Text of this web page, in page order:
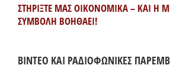
ΣΤΗΡΙΞΤΕ ΜΑΣ ΟΙΚΟΝΟΜΙΚΑ – ΚΑΙ Η
ΣΥΜΒΟΛΗ ΒΟΗΘΑΕΙ!
ΒΙΝΤΕΟ ΚΑΙ ΡΑΔΙΟΦΩΝΙΚΕΣ